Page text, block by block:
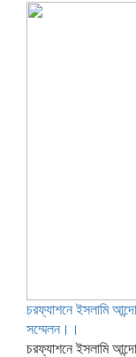
চরফ্যাশনে ইসলামি
সম্মেলন।।
চরফ্যাশনে ইসলামি